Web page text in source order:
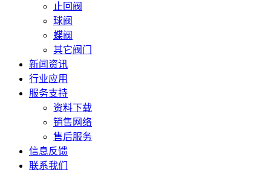
止回阀
球阀
蝶阀
其它阀门
新闻资讯
行业应用
服务支持
资料下载
销售网络
售后服务
信息反馈
联系我们